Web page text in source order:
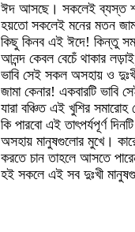
ঈদ আসছে। সকলেই ব্যস্ত শপিং
হয়তো সকলেই মনের মতন
কিছু কিনব এই ঈদে! কিন্তু
আনন্দ কেবল বেচেঁ থাকার
ভাবি সেই সকল অসহায় ও
জামা কেনার! একবারটি
যারা বঞ্চিত এই খুশির
কি পারবো এই তাৎপর্যপূর্ণ
অসহায় মানুষগুলোর মুখে।
করতে চান তাহলে আসতে
হই সকলে এই সব দুঃখী